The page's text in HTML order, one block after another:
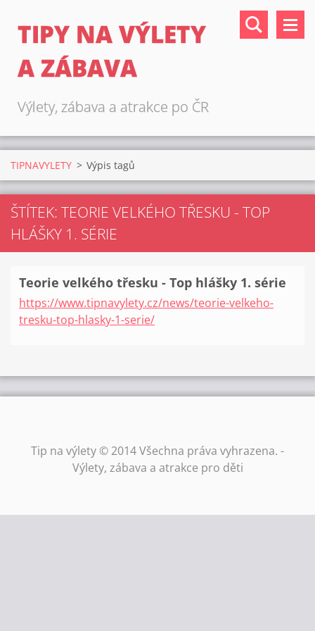
TIPY NA VÝLETY
A ZÁBAVA
Výlety, zábava a atrakce po ČR
TIPNAVYLETY > Výpis tagů
ŠTÍTEK: TEORIE VELKÉHO TŘESKU - TOP
HLÁŠKY 1. SÉRIE
Teorie velkého třesku - Top hlášky 1. série
https://www.tipnavylety.cz/news/teorie-velkeho-
tresku-top-hlasky-1-serie/
Tip na výlety © 2014 Všechna práva vyhrazena. -
Výlety, zábava a atrakce pro děti